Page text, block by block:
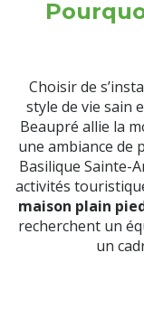
Choisir de
style de vie sain
Beaupré allie la
une ambiance de
Basilique Sainte-
activités
maison plain
recherchent un
un